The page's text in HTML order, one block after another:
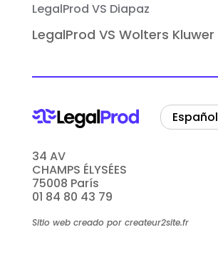
LegalProd VS Diapaz
LegalProd VS Wolters Kluwer
34 AV
CHAMPS ÉLYSÉES
75008 París
01 84 80 43 79
Sitio web creado por createur2site.fr
Español